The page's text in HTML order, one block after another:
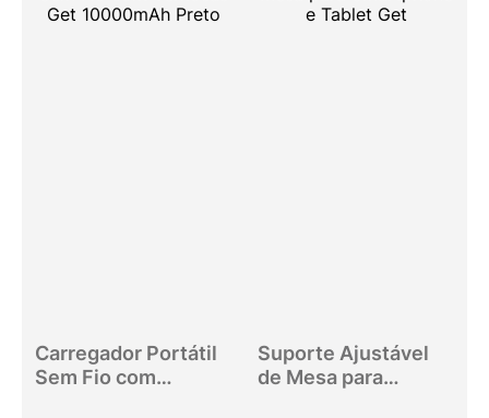
Carregador Portátil
Sem Fio com
Suporte Ajustável
de Mesa para